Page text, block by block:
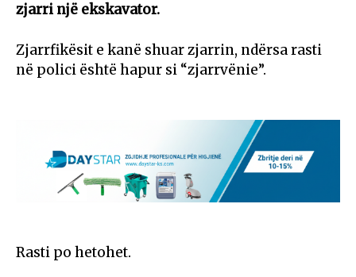
zjarri një ekskavator.
Zjarrfikësit e kanë shuar zjarrin, ndërsa rasti
në polici është hapur si “zjarrvënie”.
Rasti po hetohet.